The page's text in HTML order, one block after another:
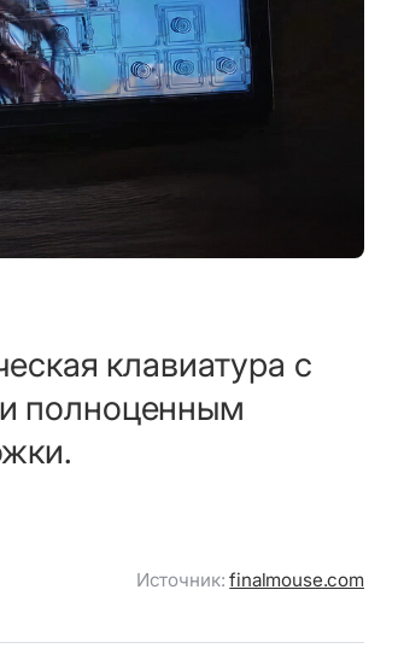
клавиатура с
полноценным
Источник:finalmouse.com